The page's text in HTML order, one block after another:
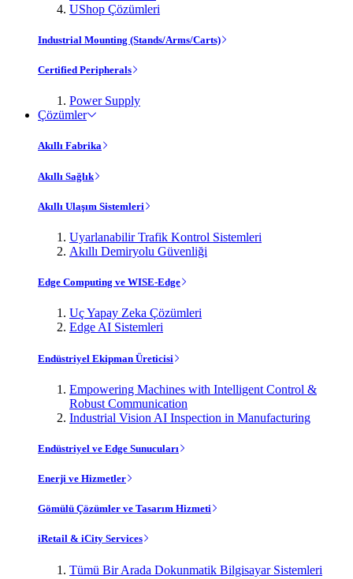
UShop Çözümleri
Industrial Mounting (Stands/Arms/Carts)
Certified Peripherals
Power Supply
Çözümler
Akıllı Fabrika
Akıllı Sağlık
Akıllı Ulaşım Sistemleri
Uyarlanabilir Trafik Kontrol Sistemleri
Akıllı Demiryolu Güvenliği
Edge Computing ve WISE-Edge
Uç Yapay Zeka Çözümleri
Edge AI Sistemleri
Endüstriyel Ekipman Üreticisi
Empowering Machines with Intelligent Control &
Robust Communication
Industrial Vision AI Inspection in Manufacturing
Endüstriyel ve Edge Sunucuları
Enerji ve Hizmetler
Gömülü Çözümler ve Tasarım Hizmeti
iRetail & iCity Services
Tümü Bir Arada Dokunmatik Bilgisayar Sistemleri